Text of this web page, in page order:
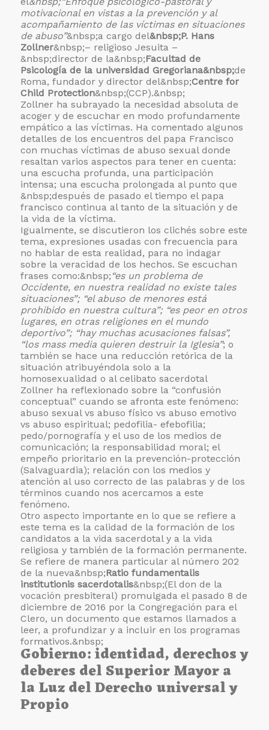
motivacional en vistas a la prevención y al
acompañamiento de las víctimas en situaciones
de abuso”&nbsp;a cargo del&nbsp;P. Hans
Zollner&nbsp;– religioso Jesuita –
&nbsp;director de la&nbsp;Facultad de
Psicología de la universidad Gregoriana&nbsp;de
Roma, fundador y director del&nbsp;Centre for
Child Protection&nbsp;(CCP).&nbsp;
Zollner ha subrayado la necesidad absoluta de
acoger y de escuchar en modo profundamente
empático a las víctimas. Ha comentado algunos
detalles de los encuentros del papa Francisco
con muchas víctimas de abuso sexual donde
resaltan varios aspectos para tener en cuenta:
una escucha profunda, una participación
intensa; una escucha prolongada al punto que
&nbsp;después de pasado el tiempo el papa
francisco continua al tanto de la situación y de
la vida de la víctima.
Igualmente, se discutieron los clichés sobre este
tema, expresiones usadas con frecuencia para
no hablar de esta realidad, para no indagar
sobre la veracidad de los hechos. Se escuchan
frases como:&nbsp; “es un problema de
Occidente, en nuestra realidad no existe tales
situaciones”; “el abuso de menores está
prohibido en nuestra cultura”; “es peor en otros
lugares, en otras religiones en el mundo
deportivo”; “hay muchas acusaciones falsas”,
“los mass media quieren destruir la Iglesia”; o
también se hace una reducción retórica de la
situación atribuyéndola solo a la
homosexualidad o al celibato sacerdotal
Zollner ha reflexionado sobre la “confusión
conceptual” cuando se afronta este fenómeno:
abuso sexual vs abuso físico vs abuso emotivo
vs abuso espiritual; pedofilia- efebofilia;
pedo/pornografía y el uso de los medios de
comunicación; la responsabilidad moral; el
empeño prioritario en la prevención-protección
(Salvaguardia); relación con los medios y
atención al uso correcto de las palabras y de los
términos cuando nos acercamos a este
fenómeno.
Otro aspecto importante en lo que se refiere a
este tema es la calidad de la formación de los
candidatos a la vida sacerdotal y a la vida
religiosa y también de la formación permanente.
Se refiere de manera particular al número 202
de la nueva&nbsp;Ratio fundamentalis
institutionis sacerdotalis&nbsp;(El don de la
vocación presbiteral) promulgada el pasado 8 de
diciembre de 2016 por la Congregación para el
Clero, un documento que estamos llamados a
leer, a profundizar y a incluir en los programas
formativos.&nbsp;
Gobierno: identidad, derechos y
deberes del Superior Mayor a
la Luz del Derecho universal y
Propio